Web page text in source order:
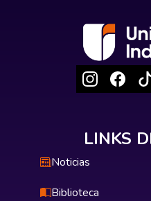
LINKS
Noticias
Biblioteca